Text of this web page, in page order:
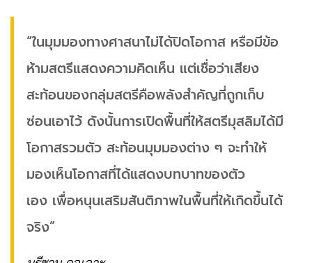
“ในมุมมองทางศาสนาไม่ได้ปิดโอกาส หรือมีข้อ
ห้ามสตรีแสดงความคิดเห็น แต่เชื่อว่าเสียง
สะท้อนของกลุ่มสตรีคือพลังสำคัญที่ถูกเก็บ
ซ่อนเอาไว้ ดังนั้นการเปิดพื้นที่ให้สตรีมุสลิมได้มี
โอกาสรวมตัว สะท้อนมุมมองต่าง ๆ จะทำให้
มองเห็นโอกาสที่ได้แสดงบทบาทของตัว
เอง เพื่อหนุนเสริมสันติภาพในพื้นที่ให้เกิดขึ้นได้
จริง”